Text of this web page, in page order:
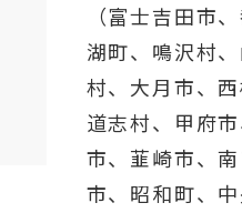
（富士吉田市、
湖町、鳴沢村
村、 大月市、
道志村、 甲府市
市、韮崎市、
市、昭和町、